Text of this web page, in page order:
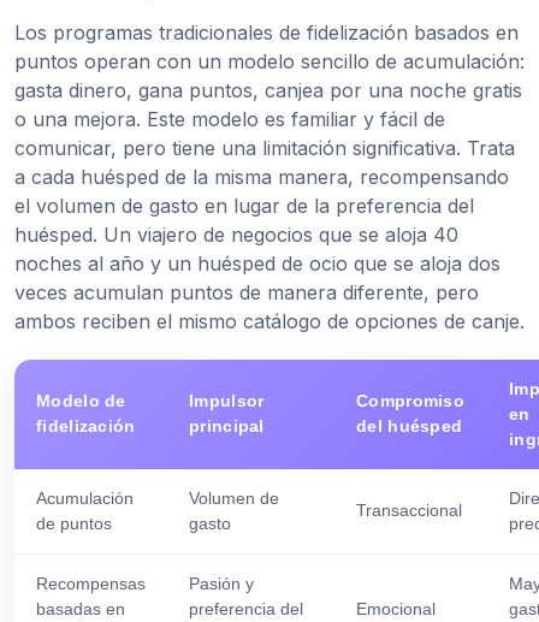
Los programas tradicionales de fidelización basados en
puntos operan con un modelo sencillo de acumulación:
gasta dinero, gana puntos, canjea por una noche gratis
o una mejora. Este modelo es familiar y fácil de
comunicar, pero tiene una limitación significativa. Trata
a cada huésped de la misma manera, recompensando
el volumen de gasto en lugar de la preferencia del
huésped. Un viajero de negocios que se aloja 40
noches al año y un huésped de ocio que se aloja dos
veces acumulan puntos de manera diferente, pero
ambos reciben el mismo catálogo de opciones de canje.
Modelo de
fidelización
Impulsor
principal
Compromiso
del huésped
en
Acumulación
de puntos
Volumen de
gasto
Transaccional
Recompensas
basadas en
Pasión y
preferencia del
Emocional